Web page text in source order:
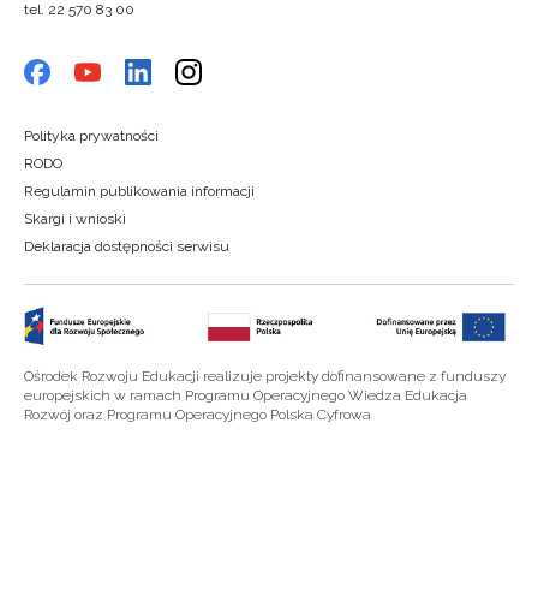
tel. 22 570 83 00
Polityka prywatności
RODO
Regulamin publikowania informacji
Skargi i wnioski
Deklaracja dostępności serwisu
Ośrodek Rozwoju Edukacji realizuje projekty dofinansowane z funduszy
europejskich w ramach Programu Operacyjnego Wiedza Edukacja
Rozwój oraz Programu Operacyjnego Polska Cyfrowa